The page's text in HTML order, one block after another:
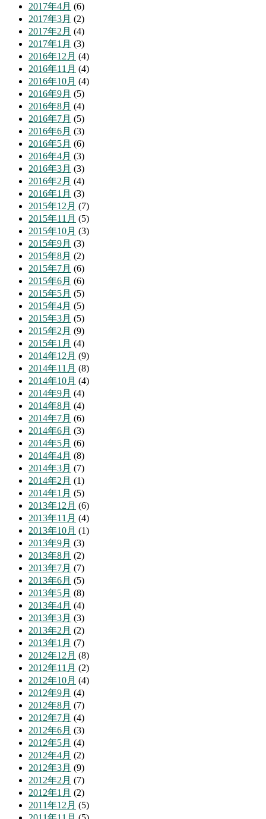
2017年4月 (6)
2017年3月 (2)
2017年2月 (4)
2017年1月 (3)
2016年12月 (4)
2016年11月 (4)
2016年10月 (4)
2016年9月 (5)
2016年8月 (4)
2016年7月 (5)
2016年6月 (3)
2016年5月 (6)
2016年4月 (3)
2016年3月 (3)
2016年2月 (4)
2016年1月 (3)
2015年12月 (7)
2015年11月 (5)
2015年10月 (3)
2015年9月 (3)
2015年8月 (2)
2015年7月 (6)
2015年6月 (6)
2015年5月 (5)
2015年4月 (5)
2015年3月 (5)
2015年2月 (9)
2015年1月 (4)
2014年12月 (9)
2014年11月 (8)
2014年10月 (4)
2014年9月 (4)
2014年8月 (4)
2014年7月 (6)
2014年6月 (3)
2014年5月 (6)
2014年4月 (8)
2014年3月 (7)
2014年2月 (1)
2014年1月 (5)
2013年12月 (6)
2013年11月 (4)
2013年10月 (1)
2013年9月 (3)
2013年8月 (2)
2013年7月 (7)
2013年6月 (5)
2013年5月 (8)
2013年4月 (4)
2013年3月 (3)
2013年2月 (2)
2013年1月 (7)
2012年12月 (8)
2012年11月 (2)
2012年10月 (4)
2012年9月 (4)
2012年8月 (7)
2012年7月 (4)
2012年6月 (3)
2012年5月 (4)
2012年4月 (2)
2012年3月 (9)
2012年2月 (7)
2012年1月 (2)
2011年12月 (5)